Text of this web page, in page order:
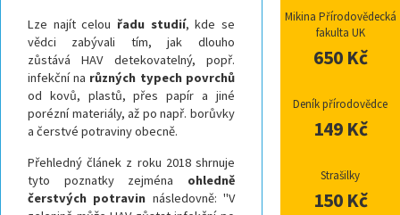
Lze najít celou řadu studií, kde se
vědci zabývali tím, jak dlouho
zůstává HAV detekovatelný, popř.
infekční na různých typech povrchů
od kovů, plastů, přes papír a jiné
porézní materiály, až po např. borůvky
a čerstvé potraviny obecně.
Přehledný článek z roku 2018 shrnuje
tyto poznatky zejména ohledně
čerstvých potravin následovně: "V
Mikina Přírodovědecká
fakulta UK
650 Kč
Deník přírodovědce
149 Kč
Strašilky
150 Kč